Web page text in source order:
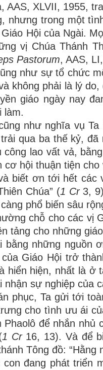
XLVII, 1955,
nhưng trong một
Hội của Ngài.
vị Chúa Thánh
Pastorum, AAS,
như sự tổ chức
không phải là lý
giáo ngày nay
làm.
như nghĩa vụ
qua ba thế kỷ,
lao vất vả,
hội thuận tiện cho
biết ơn tới hết các
Chúa” (1 Cr 3,
phổ biến sâu
chỗ cho các vị
tảng cho những
những nguồn
Giáo Hội trở
hiển hiện, nhất là ở
sự nghiệp của
phục, Ta gửi tới
cho tình ưu ái
để nhắn
1 Cr 16, 13). Và để
Tông đồ:
đang phát triển